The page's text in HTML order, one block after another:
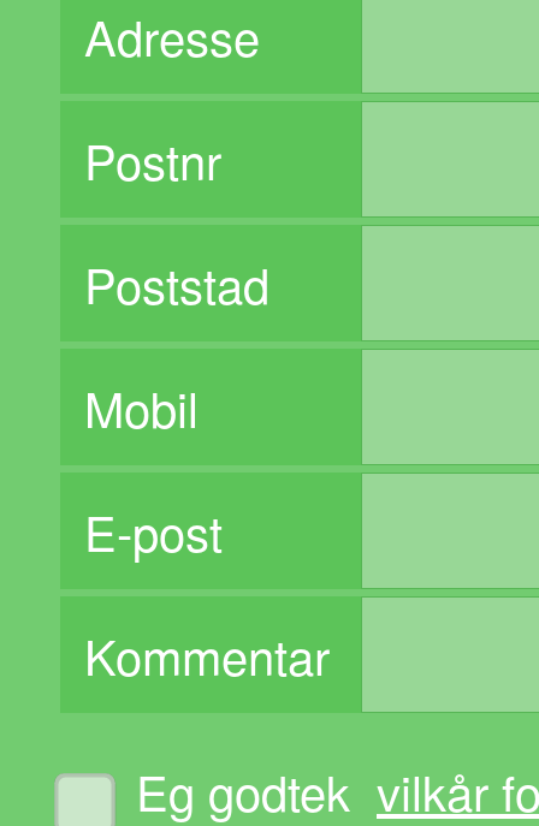
Adresse
Postnr
Poststad
Mobil
E-post
Kommentar
Eg godtek vilkår